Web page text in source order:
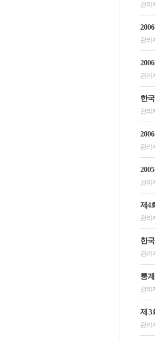
관리
관리
관리
한
관리
관리
관리
제4
관리
한
관리
통
관리
제 3
관리